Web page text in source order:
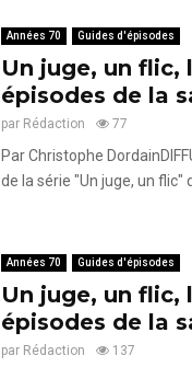
Années 70 Guides d'épisodes
Un juge, un flic,
épisodes de la
par Rédaction 77
Par Christophe
de la série "Un juge, un flic"
Années 70 Guides d'épisodes
Un juge, un flic,
épisodes de la
par Rédaction 137